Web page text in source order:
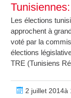
Les élections
approchent à
voté par la
élections
TRE (Tunisiens
2 juillet 2014à